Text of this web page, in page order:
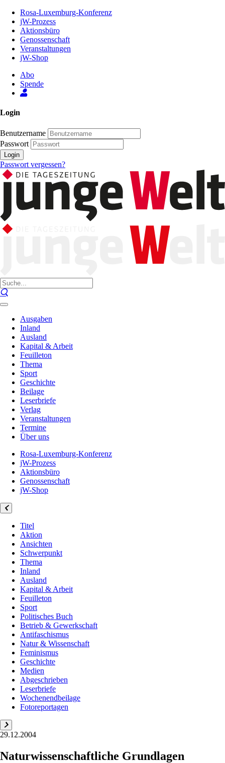
Inhalt
Seite
Rosa-Luxemburg-Konferenz
jW-Prozess
Aktionsbüro
Genossenschaft
Veranstaltungen
jW-Shop
Abo
Spende
Login
Benutzername
Passwort
Login
Passwort vergessen?
Ausgaben
Inland
Ausland
Kapital & Arbeit
Feuilleton
Thema
Sport
Geschichte
Beilage
Leserbriefe
Verlag
Veranstaltungen
Termine
Über uns
Rosa-Luxemburg-Konferenz
jW-Prozess
Aktionsbüro
Genossenschaft
jW-Shop
Titel
Aktion
Ansichten
Schwerpunkt
Thema
Inland
Ausland
Kapital & Arbeit
Feuilleton
Sport
Politisches Buch
Betrieb & Gewerkschaft
Antifaschismus
Natur & Wissenschaft
Feminismus
Geschichte
Medien
Abgeschrieben
Leserbriefe
Wochenendbeilage
Fotoreportagen
29.12.2004
Naturwissenschaftliche Grundlagen